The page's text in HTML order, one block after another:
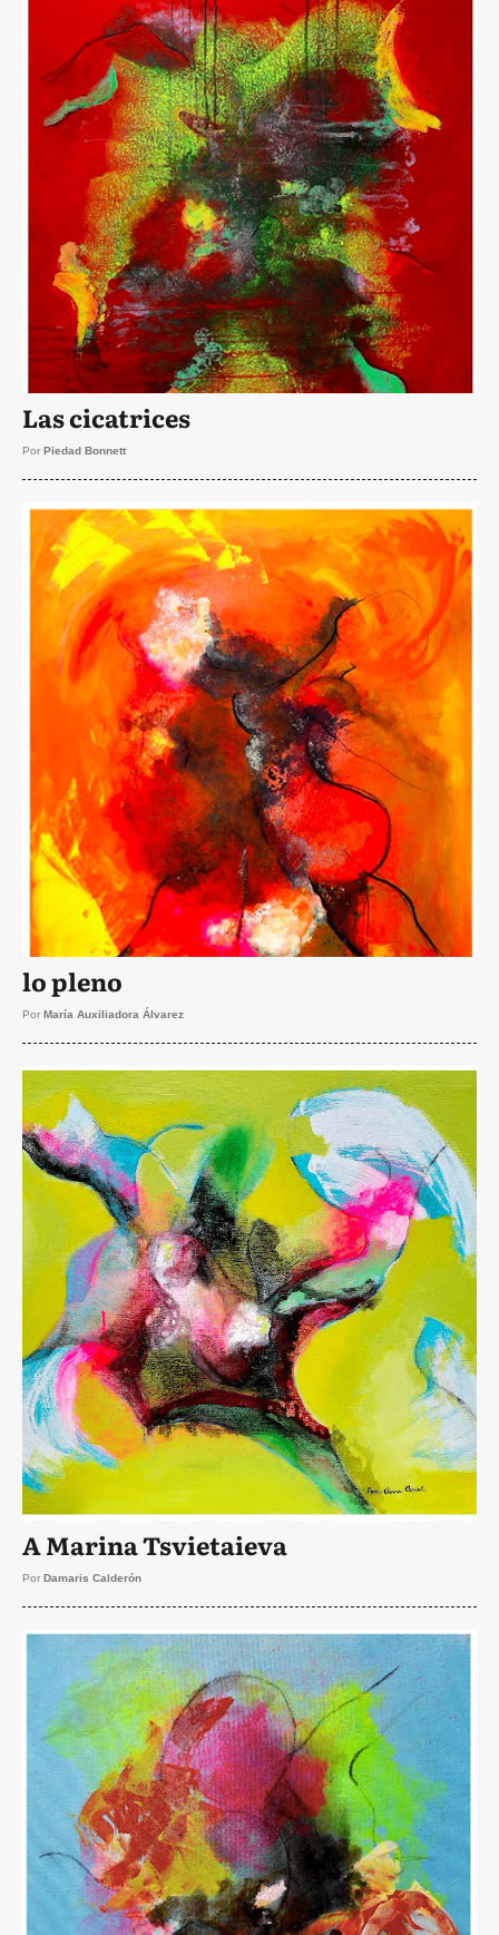
Las cicatrices
Por Piedad Bonnett
lo pleno
Por María Auxiliadora Álvarez
A Marina Tsvietaieva
Por Damaris Calderón